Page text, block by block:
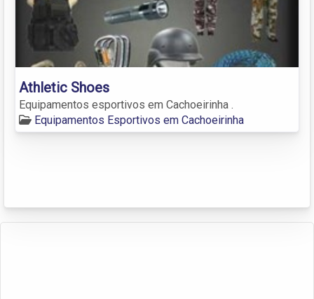
Athletic Shoes
Equipamentos esportivos em Cachoeirinha .
Equipamentos Esportivos em Cachoeirinha